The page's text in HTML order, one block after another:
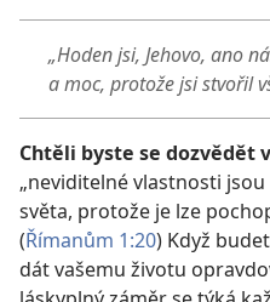
„Hoden jsi, Jehovo, ano
a moc, protože jsi stvořil
Chtěli byste se dozvědět
„neviditelné vlastnosti
světa, protože je lze
(Římanům 1:20) Když
dát vašemu životu